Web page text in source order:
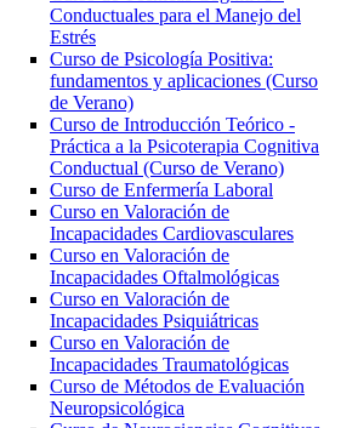
Conductuales para el Manejo del
Estrés
Curso de Psicología Positiva:
fundamentos y aplicaciones (Curso
de Verano)
Curso de Introducción Teórico -
Práctica a la Psicoterapia Cognitiva
Conductual (Curso de Verano)
Curso de Enfermería Laboral
Curso en Valoración de
Incapacidades Cardiovasculares
Curso en Valoración de
Incapacidades Oftalmológicas
Curso en Valoración de
Incapacidades Psiquiátricas
Curso en Valoración de
Incapacidades Traumatológicas
Curso de Métodos de Evaluación
Neuropsicológica